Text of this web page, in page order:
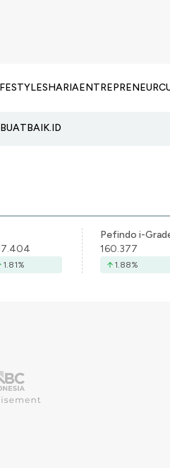
SHARIAENTREPRENEUR
1.81%
Pefindo i-
160.377
1.88%